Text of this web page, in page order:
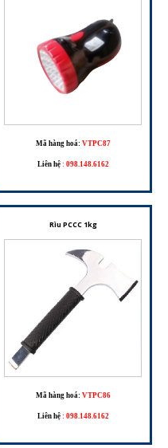
Mã hàng hoá: VTPC87
Liên hệ : 098.148.6162
Rìu PCCC 1kg
Mã hàng hoá: VTPC86
Liên hệ : 098.148.6162